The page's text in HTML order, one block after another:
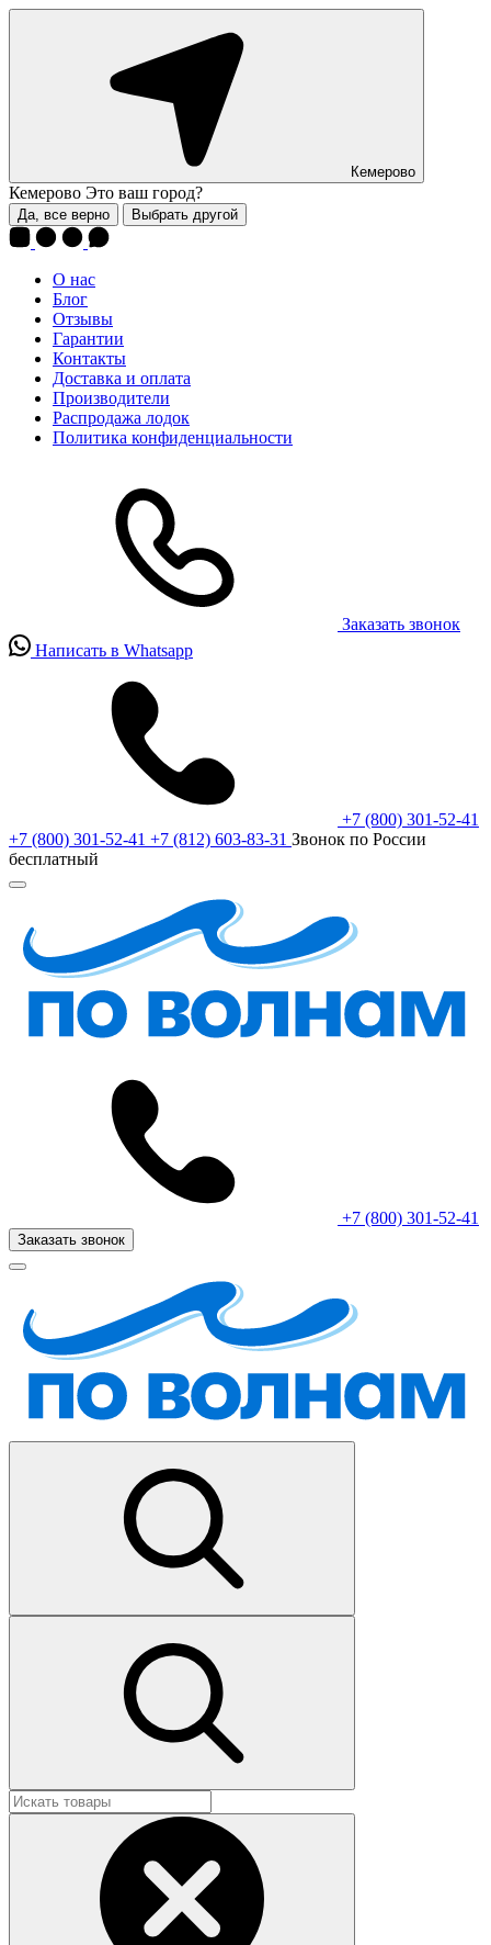
Кемерово
Кемерово Это ваш город?
Да, все верно Выбрать другой
О нас
Блог
Отзывы
Гарантии
Контакты
Доставка и оплата
Производители
Распродажа лодок
Политика конфиденциальности
Заказать звонок
Написать в Whatsapp
+7 (800) 301-52-41
+7 (800) 301-52-41 +7 (812) 603-83-31 Звонок по России
бесплатный
+7 (800) 301-52-41
Заказать звонок